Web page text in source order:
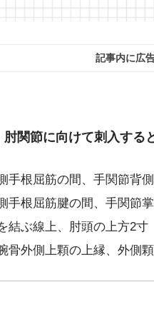
記事内に広
関節に向けて刺入する
手根屈筋の間、手関節背
手根屈筋腱の間、手関節
結ぶ線上、肘頭の上方2寸
骨外側上顆の上縁、外側